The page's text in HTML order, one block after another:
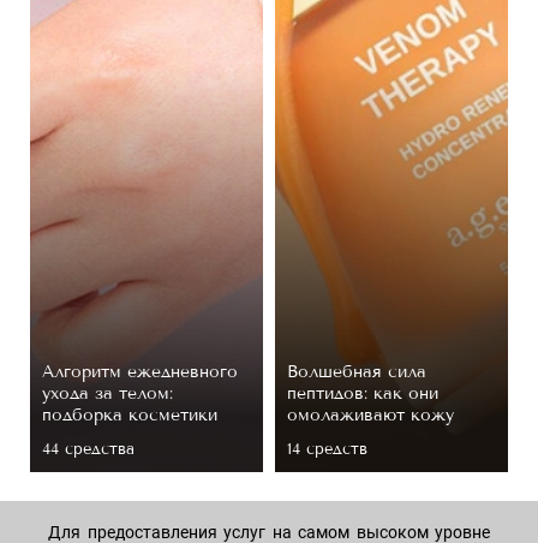
Алгоритм ежедневного
ухода за телом:
подборка косметики
44 средствa
Волшебная сила
пептидов: как они
омолаживают кожу
14 средств
Для предоставления услуг на самом высоком уровне